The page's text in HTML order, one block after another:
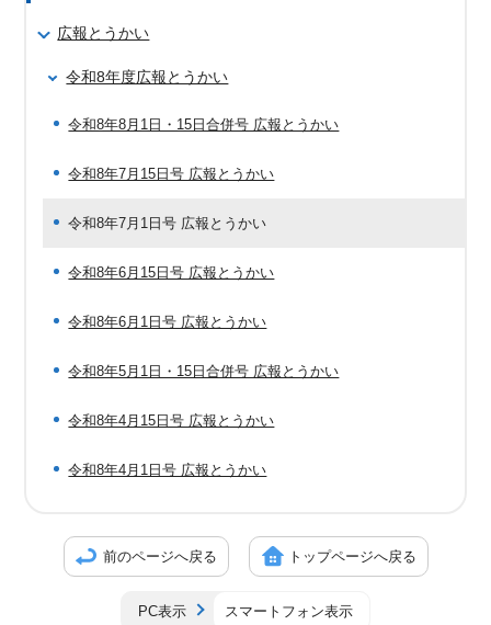
広報とうかい
令和8年度広報とうかい
令和8年8月1日・15日合併号 広報とうかい
令和8年7月15日号 広報とうかい
令和8年7月1日号 広報とうかい
令和8年6月15日号 広報とうかい
令和8年6月1日号 広報とうかい
令和8年5月1日・15日合併号 広報とうかい
令和8年4月15日号 広報とうかい
令和8年4月1日号 広報とうかい
前のページへ戻る トップページへ戻る
PC表示 スマートフォン表示